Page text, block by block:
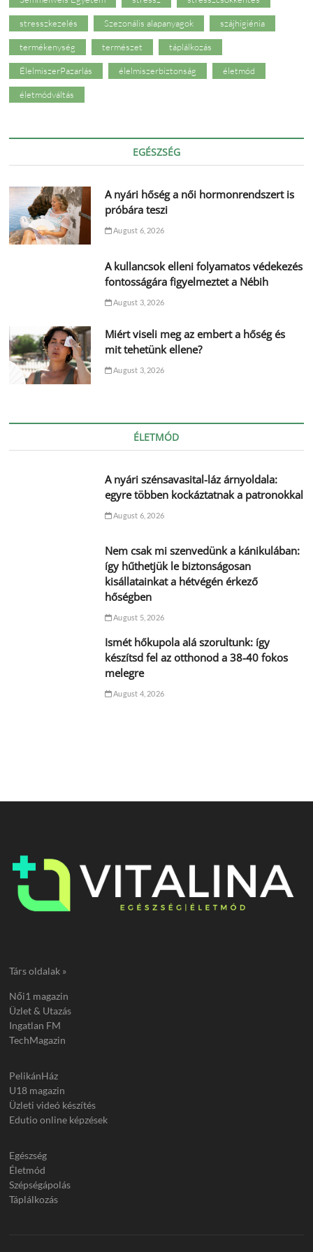
stresszkezelés Szezonális alapanyagok szájhigiénia
termékenység természet táplálkozás
ÉlelmiszerPazarlás élelmiszerbiztonság életmód
életmódváltás
EGÉSZSÉG
A nyári hőség a női hormonrendszert is
próbára teszi
August 6, 2026
A kullancsok elleni folyamatos védekezés
fontosságára figyelmeztet a Nébih
August 3, 2026
Miért viseli meg az embert a hőség és
mit tehetünk ellene?
August 3, 2026
ÉLETMÓD
A nyári szénsavasital-láz árnyoldala:
egyre többen kockáztatnak a patronokkal
August 6, 2026
Nem csak mi szenvedünk a kánikulában:
így hűthetjük le biztonságosan
kisállatainkat a hétvégén érkező
hőségben
August 5, 2026
Ismét hőkupola alá szorultunk: így
készítsd fel az otthonod a 38-40 fokos
melegre
August 4, 2026
Társ oldalak »
Női1 magazin
Üzlet & Utazás
Ingatlan FM
TechMagazin
PelikánHáz
U18 magazin
Üzleti videó készítés
Edutio online képzések
Egészség
Életmód
Szépségápolás
Táplálkozás